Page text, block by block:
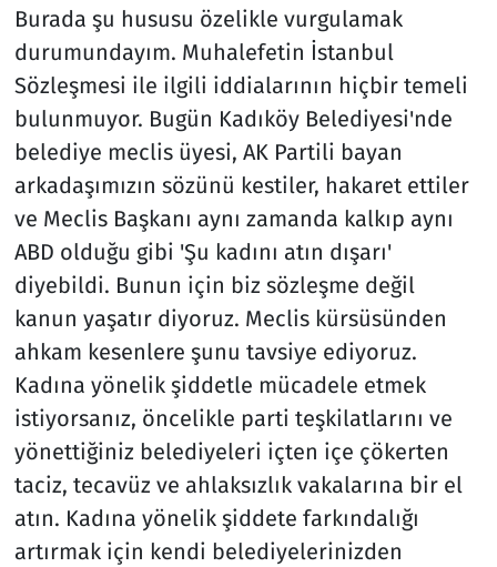
Burada şu hususu özelikle vurgulamak
durumundayım. Muhalefetin İstanbul
Sözleşmesi ile ilgili iddialarının hiçbir temeli
bulunmuyor. Bugün Kadıköy Belediyesi'nde
belediye meclis üyesi, AK Partili bayan
arkadaşımızın sözünü kestiler, hakaret ettiler
ve Meclis Başkanı aynı zamanda kalkıp aynı
ABD olduğu gibi 'Şu kadını atın dışarı'
diyebildi. Bunun için biz sözleşme değil
kanun yaşatır diyoruz. Meclis kürsüsünden
ahkam kesenlere şunu tavsiye ediyoruz.
Kadına yönelik şiddetle mücadele etmek
istiyorsanız, öncelikle parti teşkilatlarını ve
yönettiğiniz belediyeleri içten içe çökerten
taciz, tecavüz ve ahlaksızlık vakalarına bir el
atın. Kadına yönelik şiddete farkındalığı
artırmak için kendi belediyelerinizden